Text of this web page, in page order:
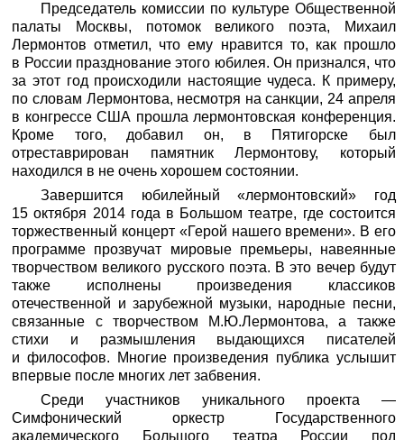
Председатель комиссии по культуре Общественной
палаты Москвы, потомок великого поэта, Михаил
Лермонтов отметил, что ему нравится то, как прошло
в России празднование этого юбилея. Он признался, что
за этот год происходили настоящие чудеса. К примеру,
по словам Лермонтова, несмотря на санкции, 24 апреля
в конгрессе США прошла лермонтовская конференция.
Кроме того, добавил он, в Пятигорске был
отреставрирован памятник Лермонтову, который
находился в не очень хорошем состоянии.
Завершится юбилейный «лермонтовский» год
15 октября 2014 года в Большом театре, где состоится
торжественный концерт «Герой нашего времени». В его
программе прозвучат мировые премьеры, навеянные
творчеством великого русского поэта. В это вечер будут
также исполнены произведения классиков
отечественной и зарубежной музыки, народные песни,
связанные с творчеством М.Ю.Лермонтова, а также
стихи и размышления выдающихся писателей
и философов. Многие произведения публика услышит
впервые после многих лет забвения.
Среди участников уникального проекта —
Симфонический оркестр Государственного
академического Большого театра России под